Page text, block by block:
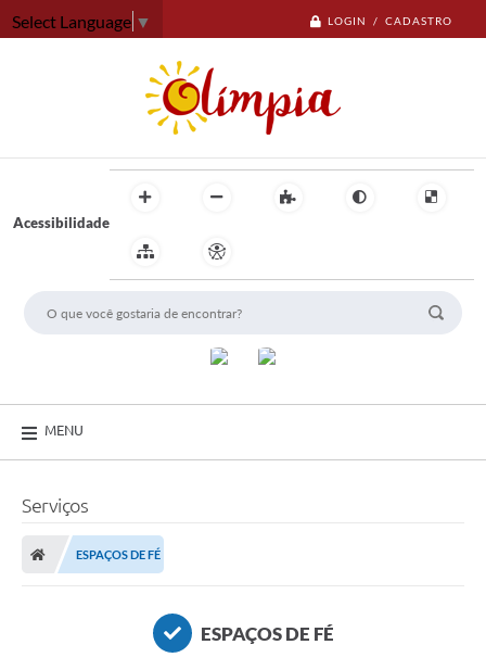
LOGIN / CADASTRO
Select Language ▼
Acessibilidade
MENU
Serviços
ESPAÇOS DE FÉ
ESPAÇOS DE FÉ